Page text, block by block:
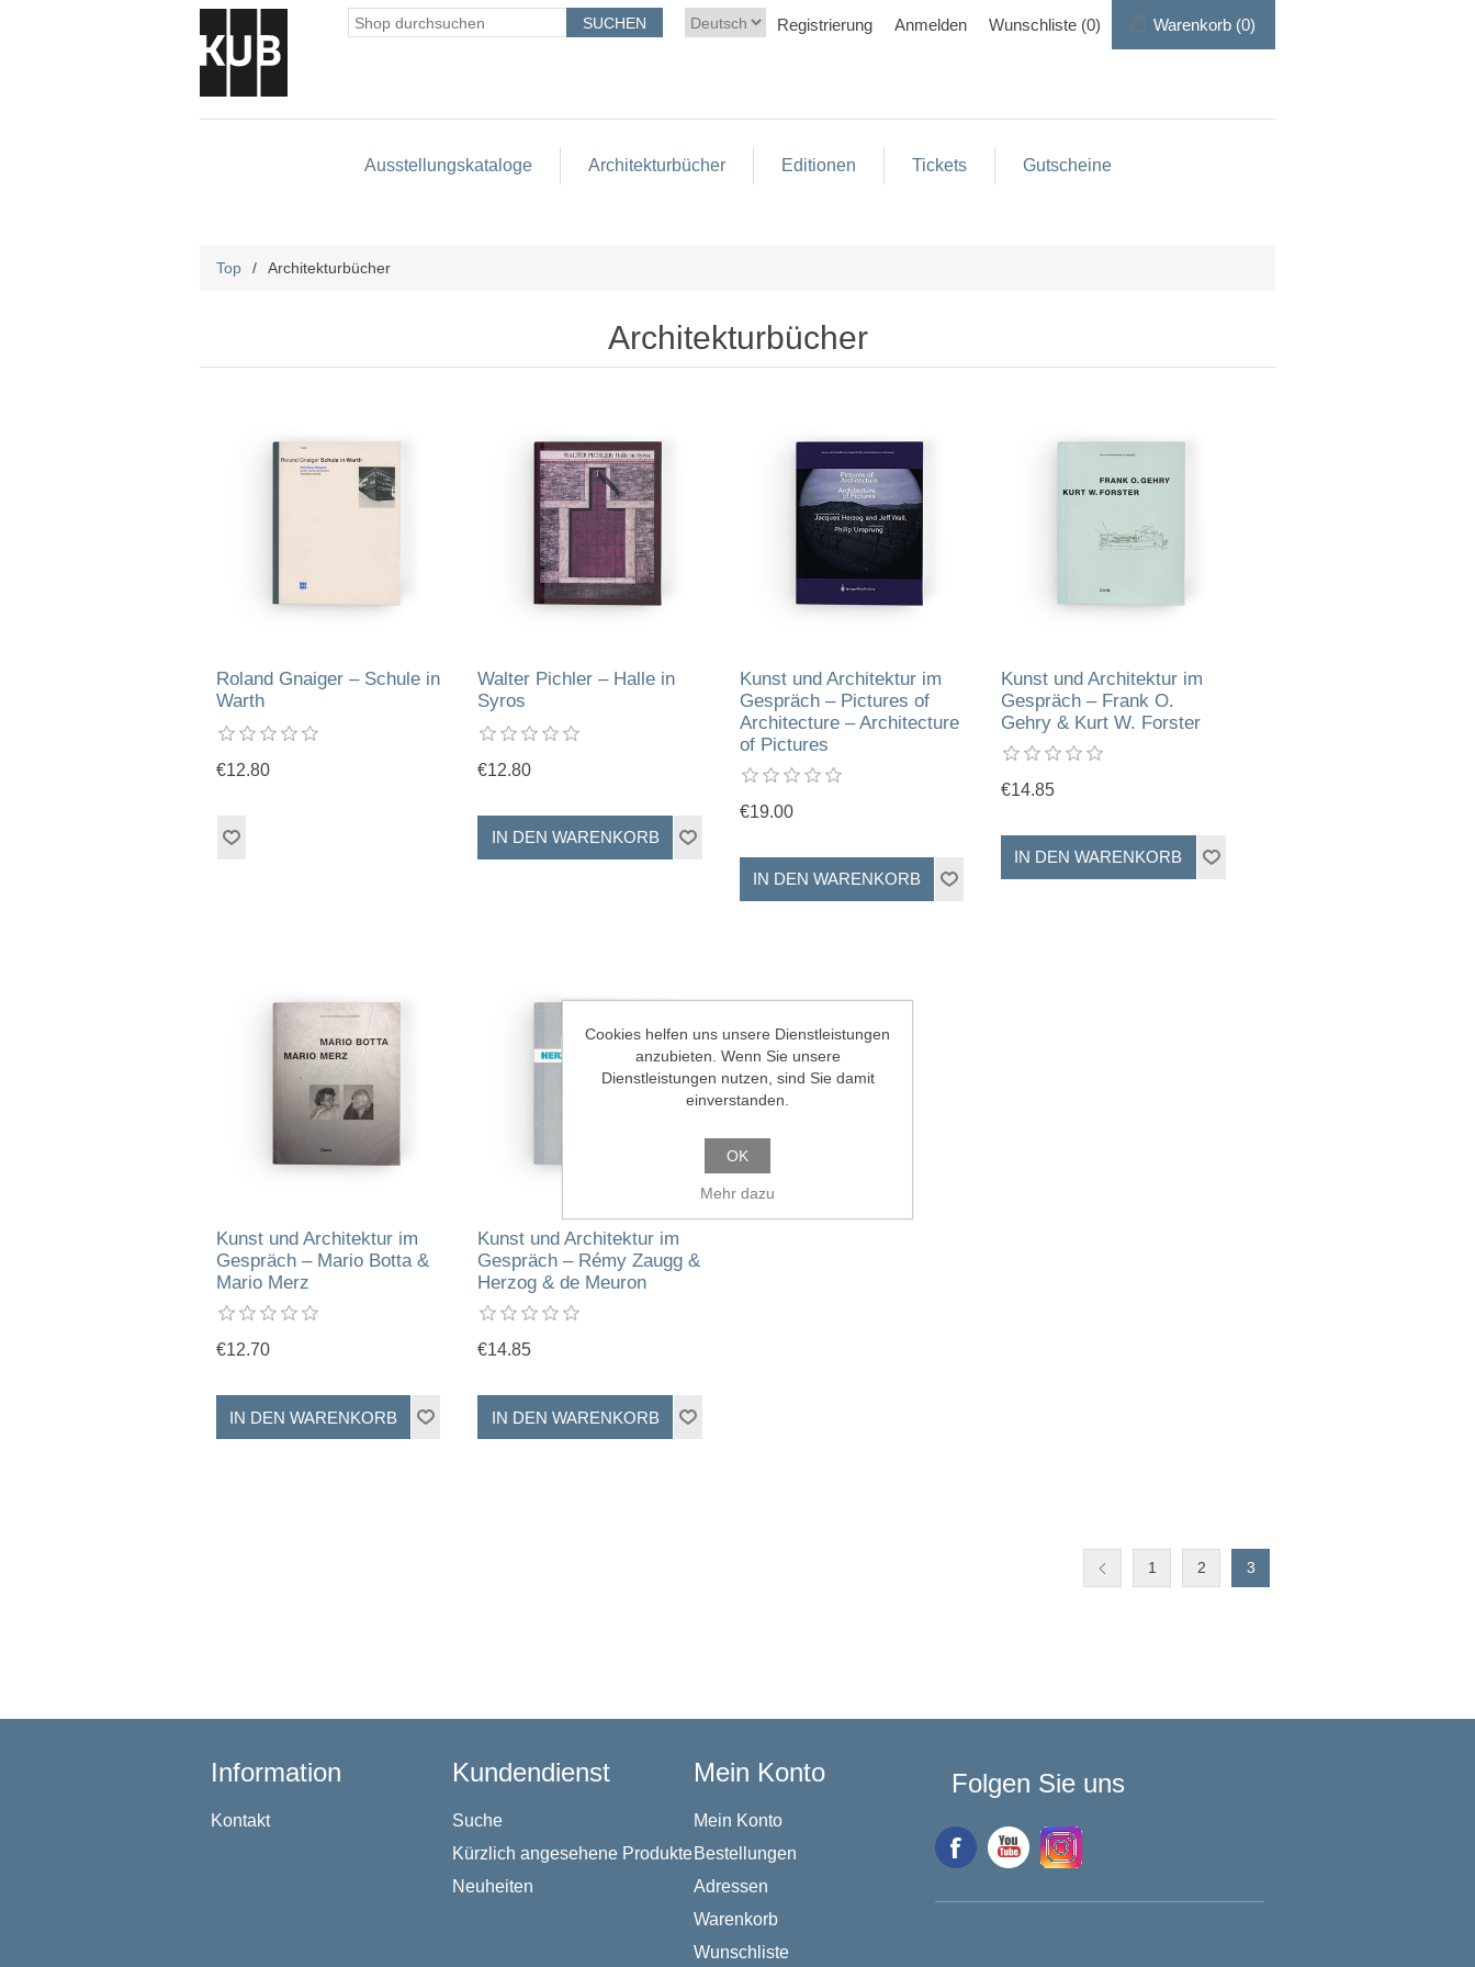
Registrierung Anmelden Wunschliste (0) Warenkorb (0)
Ausstellungskataloge Architekturbücher Editionen Tickets Gutscheine
Top / Architekturbücher
Architekturbücher
Roland Gnaiger – Schule in
Warth
€12.80
Walter Pichler – Halle in
Syros
€12.80
Kunst und Architektur im
Gespräch – Pictures of
Architecture – Architecture
of Pictures
€19.00
Kunst und Architektur im
Gespräch – Frank O.
Gehry & Kurt W. Forster
€14.85
Kunst und Architektur im
Gespräch – Mario Botta &
Mario Merz
€12.70
Kunst und Architektur im
Gespräch – Rémy Zaugg &
Herzog & de Meuron
€14.85
1 2 3
Information
Kontakt
Kundendienst
Suche
Kürzlich angesehene Produkte
Neuheiten
Mein Konto
Mein Konto
Bestellungen
Adressen
Warenkorb
Wunschliste
Folgen Sie uns
Cookies helfen uns unsere Dienstleistungen
anzubieten. Wenn Sie unsere
Dienstleistungen nutzen, sind Sie damit
einverstanden.
OK
Mehr dazu